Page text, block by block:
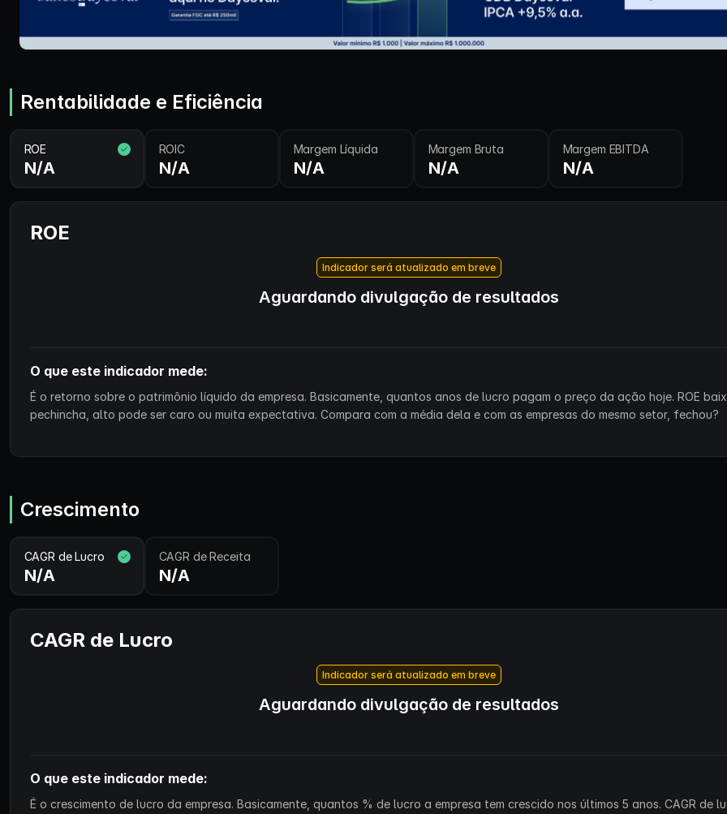
Rentabilidade e Eficiência
ROE
N/A
ROIC
N/A
Margem Líquida
N/A
Margem Bruta
N/A
Margem EBITDA
N/A
ROE
Indicador será atualizado em breve
Aguardando divulgação de resultados
O que este indicador mede:
É o retorno sobre o patrimônio líquido da empresa. Basicamente, quantos anos de lucro pagam o preço da ação hoje. ROE
pechincha, alto pode ser caro ou muita expectativa. Compara com a média dela e com as empresas do mesmo setor, fechou?
Crescimento
CAGR de Lucro
N/A
CAGR de Receita
N/A
CAGR de Lucro
Indicador será atualizado em breve
Aguardando divulgação de resultados
O que este indicador mede:
É o crescimento de lucro da empresa. Basicamente, quantos % de lucro a empresa tem crescido nos últimos 5 anos. CAGR de